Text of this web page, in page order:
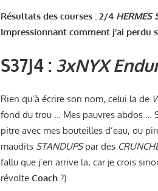
Résultats des courses : 2/4 HERMES
Impressionnant comment j’ai perdu
S37J4 : 3xNYX
Rien qu’à écrire son nom, celui la de
fond du trou … Mes pauvres abdos …
pitre avec mes bouteilles d’eau, ou
maudits STANDUPSpar des
fallu que j’en arrive la, car je crois
révolteCoach ?)